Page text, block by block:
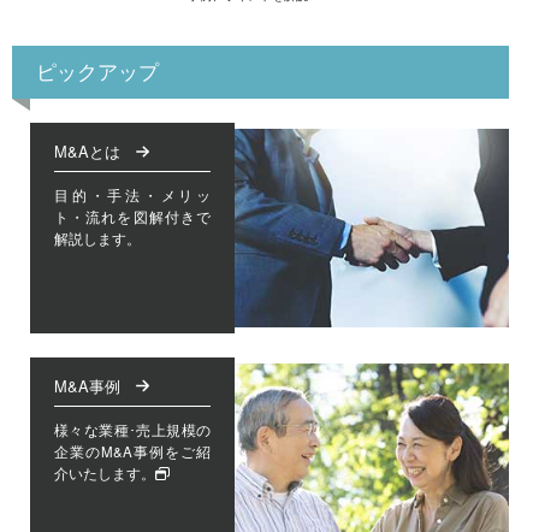
ピックアップ
M&Aとは
目的・手法・メリッ
ト・流れを図解付きで
解説します。
M&A事例
様々な業種･売上規模の
企業のM&A事例をご紹
介いたします。